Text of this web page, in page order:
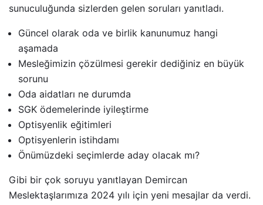
sunuculuğunda sizlerden gelen soruları yanıtladı.
Güncel olarak oda ve birlik kanunumuz hangi
aşamada
Mesleğimizin çözülmesi gerekir dediğiniz en büyük
sorunu
Oda aidatları ne durumda
SGK ödemelerinde iyileştirme
Optisyenlik eğitimleri
Optisyenlerin istihdamı
Önümüzdeki seçimlerde aday olacak mı?
Gibi bir çok soruyu yanıtlayan Demircan
Meslektaşlarımıza 2024 yılı için yeni mesajlar da verdi.